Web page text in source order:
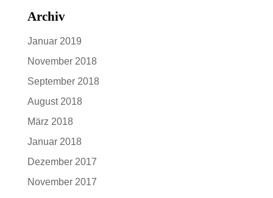
Archiv
Januar 2019
November 2018
September 2018
August 2018
März 2018
Januar 2018
Dezember 2017
November 2017